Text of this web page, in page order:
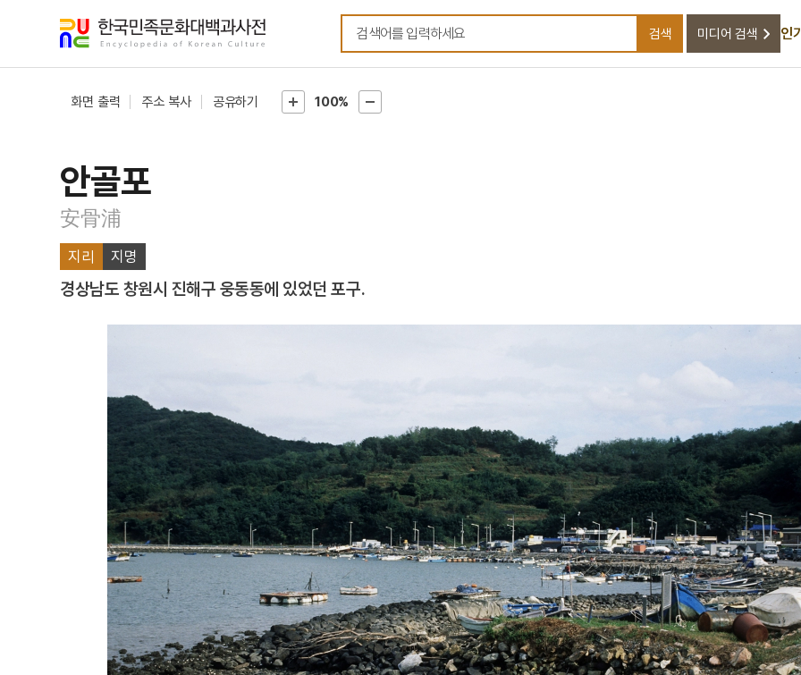
검색어를 입력하세요
검색 미디어 검색 인
화면 출력 주소 복사 공유하기 100%
안골포
安骨浦
지리 지명
경상남도 창원시 진해구 웅동동에 있었던 포구.